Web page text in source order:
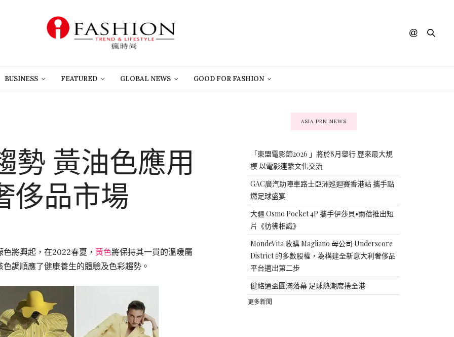
BUSINESS FEATURED GLOBAL NEWS GOOD FOR FASHION
勢 黃油色應用
侈品市場
將興起，在2022春夏， 黃色將保持其一貫的溫暖屬
調順應了健康養生的體驗及色彩趨勢。
ASIA PRN NEWS
「東盟電影節2026 」將於8月舉行 歷來最大規
模 以電影連繫文化交流
GAC廣汽助陣車路士亞洲巡迴賽香港站 攜手點
燃足球盛宴
大疆 Osmo Pocket 4P 攜手伊莎貝•雨蓓推出短
片《彷彿相識》
MondeVita 收購 Magliano 母公司 Underscore
District 的多數股權，為構建全新意大利奢侈品
平台邁出第二步
健絡通盃圓滿落幕 足球熱潮席捲全港
更多新聞